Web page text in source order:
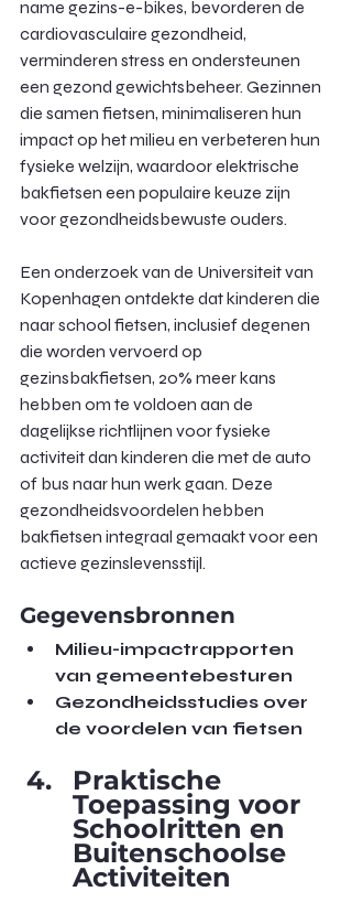
name gezins-e-bikes, bevorderen de
cardiovasculaire gezondheid,
verminderen stress en ondersteunen
een gezond gewichtsbeheer. Gezinnen
die samen fietsen, minimaliseren hun
impact op het milieu en verbeteren hun
fysieke welzijn, waardoor elektrische
bakfietsen een populaire keuze zijn
voor gezondheidsbewuste ouders.
Een onderzoek van de Universiteit van
Kopenhagen ontdekte dat kinderen die
naar school fietsen, inclusief degenen
die worden vervoerd op
gezinsbakfietsen, 20% meer kans
hebben om te voldoen aan de
dagelijkse richtlijnen voor fysieke
activiteit dan kinderen die met de auto
of bus naar hun werk gaan. Deze
gezondheidsvoordelen hebben
bakfietsen integraal gemaakt voor een
actieve gezinslevensstijl.
Gegevensbronnen
Milieu-impactrapporten
van gemeentebesturen
Gezondheidsstudies over
de voordelen van fietsen
Praktische
Toepassing voor
Schoolritten en
Buitenschoolse
Activiteiten